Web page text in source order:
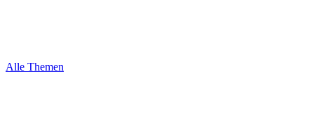
Alle Themen